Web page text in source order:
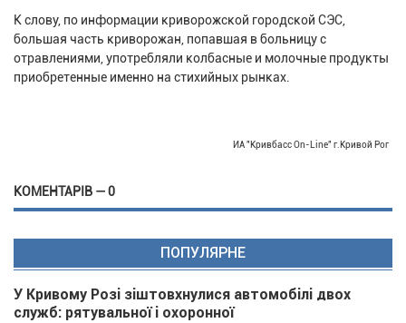
К слову, по информации криворожской городской СЭС,
большая часть криворожан, попавшая в больницу с
отравлениями, употребляли колбасные и молочные продукты
приобретенные именно на стихийных рынках.
ИА "Кривбасс On-Line" г.Кривой Рог
КОМЕНТАРІВ — 0
ПОПУЛЯРНЕ
У Кривому Розі зіштовхнулися автомобілі двох
служб: рятувальної і охоронної